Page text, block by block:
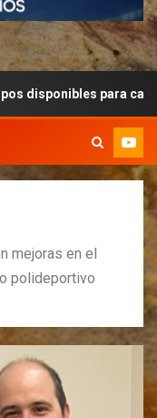
para castraciones
mejoras en el
polideportivo